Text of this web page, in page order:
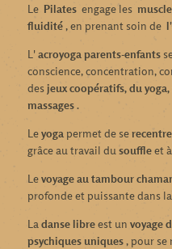
Le Pilatesengage les
fluidité, en prenant soin de
L'acroyoga parents-enfants
conscience, concentration,
desjeux coopératifs, du
massages.
Leyogapermet de se
grâce au travail dusouffleet
Levoyage au tambour
profonde et puissante dans
Ladanse libreest un voyage
psychiques uniques, pour se